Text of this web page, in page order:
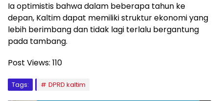
Ia optimistis bahwa dalam beberapa tahun ke
depan, Kaltim dapat memiliki struktur ekonomi yang
lebih berimbang dan tidak lagi terlalu bergantung
pada tambang.
Post Views: 110
Tags: DPRD kaltim